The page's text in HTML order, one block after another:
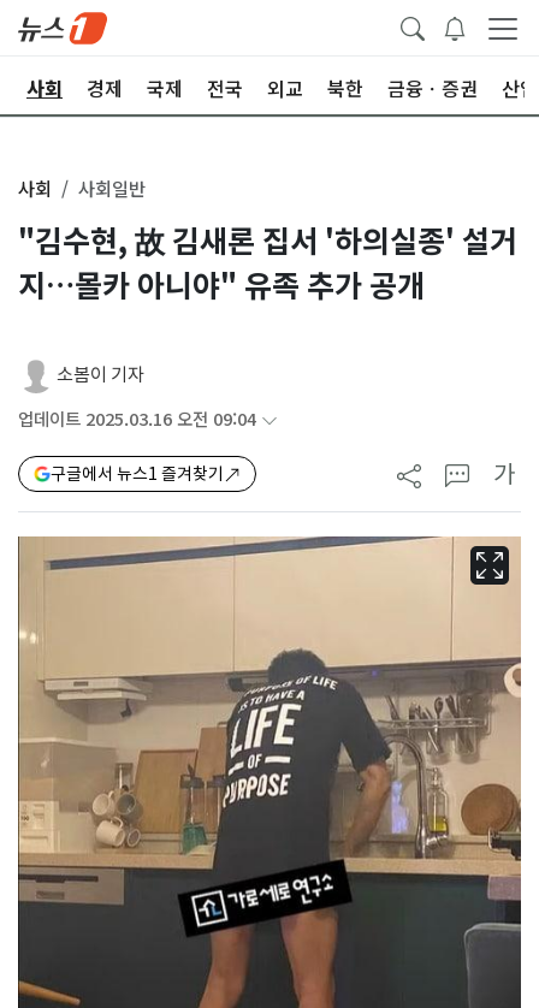
사회 경제 국제 전국 외교 북한 금융ㆍ증권 산업
사회 사회일반
"김수현, 故 김새론 집서 '하의실종' 설거
지…몰카 아니야" 유족 추가 공개
소봄이 기자
업데이트 2025.03.16 오전 09:04
구글에서 뉴스1 즐겨찾기 가